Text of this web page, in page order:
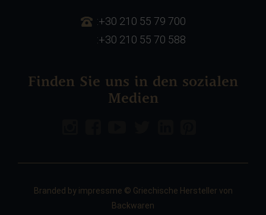
:+30 210 55 79 700
:+30 210 55 70 588
Finden Sie uns in den sozialen
Medien
Branded by impressme © Griechische Hersteller von
Backwaren